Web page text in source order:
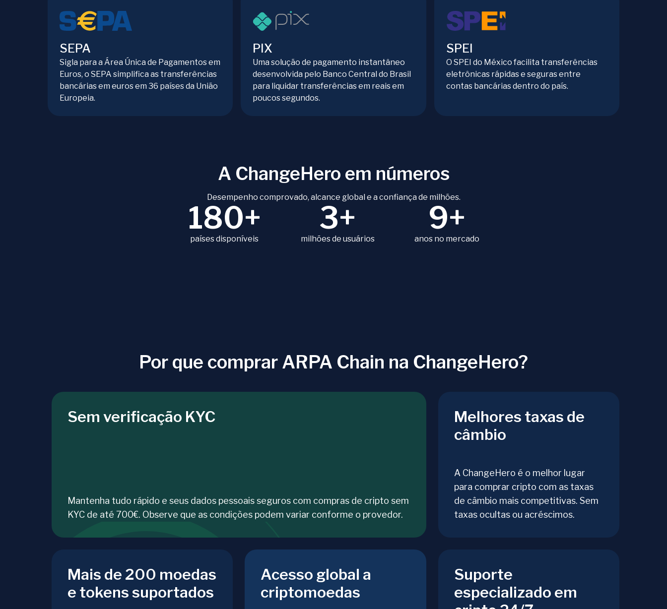
SEPA
Sigla para a Área Única de Pagamentos em
Euros, o SEPA simplifica as transferências
bancárias em euros em 36 países da União
Europeia.
PIX
Uma solução de pagamento instantâneo
desenvolvida pelo Banco Central do Brasil
para liquidar transferências em reais em
poucos segundos.
SPEI
O SPEI do México facilita transferências
eletrônicas rápidas e seguras entre
contas bancárias dentro do país.
A ChangeHero em números
Desempenho comprovado, alcance global e a confiança de milhões.
180+
países disponíveis
3+
milhões de usuários
9+
anos no mercado
Por que comprar ARPA Chain na ChangeHero?
Sem verificação KYC
Mantenha tudo rápido e seus dados pessoais seguros com compras de cripto sem
KYC de até 700€. Observe que as condições podem variar conforme o provedor.
Melhores taxas de
câmbio
A ChangeHero é o melhor lugar
para comprar cripto com as taxas
de câmbio mais competitivas. Sem
taxas ocultas ou acréscimos.
Mais de 200 moedas
e tokens suportados
Acesso global a
criptomoedas
Suporte
especializado em